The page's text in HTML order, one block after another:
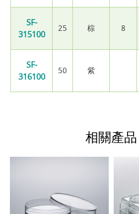
SF-
315100
25 棕 8
SF-
316100
50 紫
相關產品